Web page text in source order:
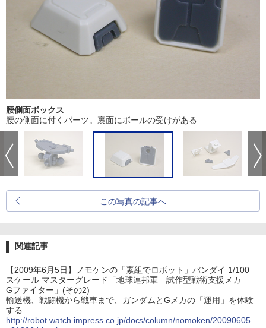
腰側面ボックス
腰の側面に付くパーツ。裏面にボールの受けがある
この写真の記事へ
関連記事
【2009年6月5日】ノモケンの「素組でロボット」バンダイ 1/100
スケール マスターグレード「地球連邦軍 試作型戦術支援メカ
Gファイター」(その2)
輸送機、戦闘機から戦車まで、ガンダムとGメカの「運用」を体験
する
http://robot.watch.impress.co.jp/docs/column/nomoken/20090605